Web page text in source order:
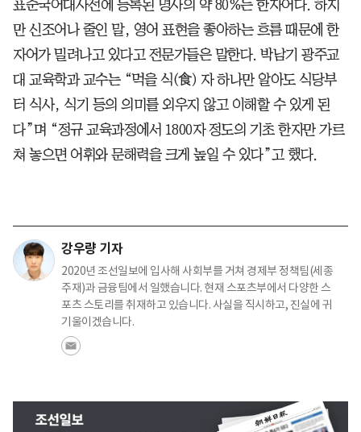
표준국어대사전에 등록된 명사의 약 80%는 한자어다. 하지
만 신조어나 줄인 말, 영어 표현을 좋아하는 흐름 때문에 한
자어가 밀려나고 있다고 전문가들은 말한다. 박남기 광주교
대 교육학과 교수는 “먹을 식(食) 자 하나만 알아도 식당부
터 식사, 식기 등의 의미를 외우지 않고 이해할 수 있게 된
다”며 “정규 교육과정에서 1800자 정도의 기초 한자만 가르
쳐 놓으면 어휘와 문해력을 크게 높일 수 있다”고 했다.
강우량 기자
2020년 조선일보에 입사해 사회부를 거쳐 경제부 정책팀(세종
주재)과 금융팀에서 일했습니다. 현재 스포츠부에서 다양한 스
포츠 스토리를 취재하고 있습니다. 사실을 직시하고, 진실에 귀
기울이겠습니다.